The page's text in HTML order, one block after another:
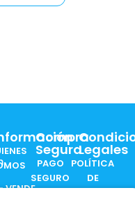
VENDE
Compra
Segura
PAGO
SEGURO
Legales
POLÍTICA
DE
COOKIES